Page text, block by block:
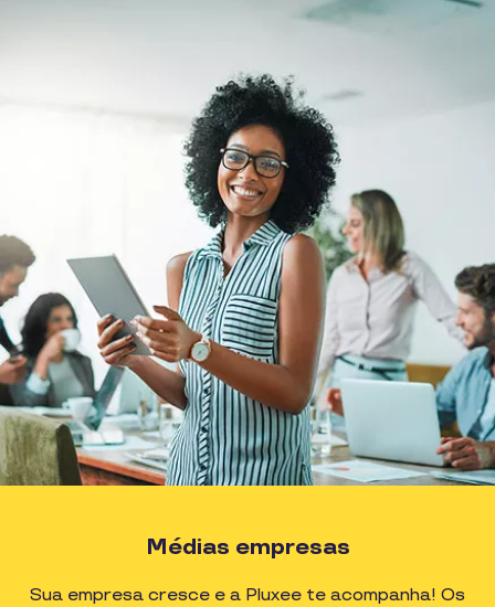
Médias empresas
Sua empresa cresce e a Pluxee te acompanha! Os